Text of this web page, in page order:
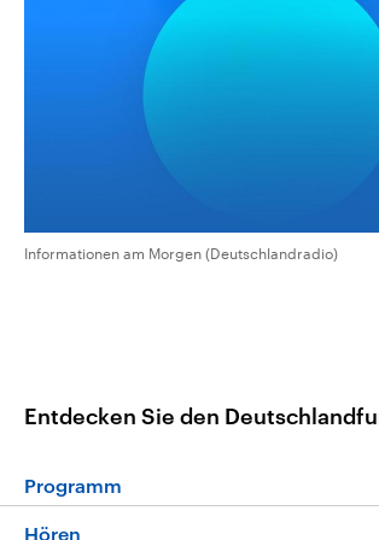
aktuelle Weltgeschehen.
Audio-Archiv
Informationen am Morgen (Deutschlandradio)
Entdecken Sie den
Programm
Programm
Hören